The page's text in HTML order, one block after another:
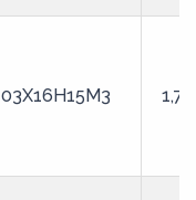
03Х16Н15М3 1,7